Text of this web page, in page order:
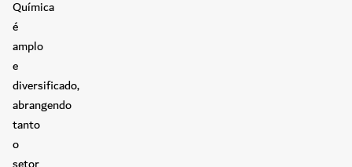
Química
é
amplo
e
diversificado,
abrangendo
tanto
o